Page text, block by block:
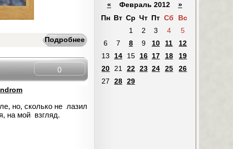
Подробнее
0
но, сколько не лазил
на мой взгляд.
« Февраль 2012 »
Пн
Вт Ср Чт Пт Сб
Вс
1
2 3 4
5
6
7 8 9 10 11
12
13
14 15 16 17 18
19
20
21 22 23 24 25
26
27
28 29